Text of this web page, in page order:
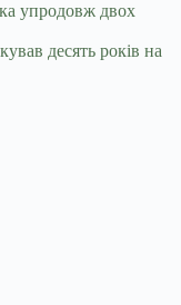
упродовж двох
десять років на